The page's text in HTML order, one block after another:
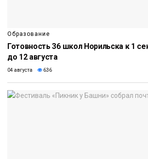
Образование
Готовность 36 школ Норильска к 1
до 12 августа
04 августа 636